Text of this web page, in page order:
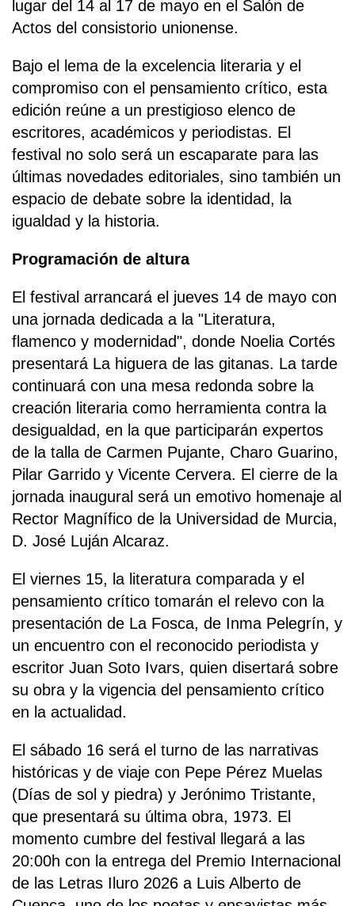
lugar del 14 al 17 de mayo en el Salón de
Actos del consistorio unionense.
Bajo el lema de la excelencia literaria y el
compromiso con el pensamiento crítico, esta
edición reúne a un prestigioso elenco de
escritores, académicos y periodistas. El
festival no solo será un escaparate para las
últimas novedades editoriales, sino también un
espacio de debate sobre la identidad, la
igualdad y la historia.
Programación de altura
El festival arrancará el jueves 14 de mayo con
una jornada dedicada a la "Literatura,
flamenco y modernidad", donde Noelia Cortés
presentará La higuera de las gitanas. La tarde
continuará con una mesa redonda sobre la
creación literaria como herramienta contra la
desigualdad, en la que participarán expertos
de la talla de Carmen Pujante, Charo Guarino,
Pilar Garrido y Vicente Cervera. El cierre de la
jornada inaugural será un emotivo homenaje al
Rector Magnífico de la Universidad de Murcia,
D. José Luján Alcaraz.
El viernes 15, la literatura comparada y el
pensamiento crítico tomarán el relevo con la
presentación de La Fosca, de Inma Pelegrín, y
un encuentro con el reconocido periodista y
escritor Juan Soto Ivars, quien disertará sobre
su obra y la vigencia del pensamiento crítico
en la actualidad.
El sábado 16 será el turno de las narrativas
históricas y de viaje con Pepe Pérez Muelas
(Días de sol y piedra) y Jerónimo Tristante,
que presentará su última obra, 1973. El
momento cumbre del festival llegará a las
20:00h con la entrega del Premio Internacional
de las Letras Iluro 2026 a Luis Alberto de